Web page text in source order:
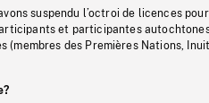
suspendu l’octroi de licences
et participantes
(membres des Premières Nations,